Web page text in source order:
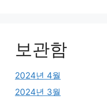
보관함
2024년 4월
2024년 3월